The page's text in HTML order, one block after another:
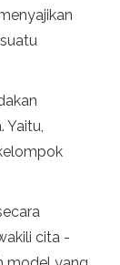
Yaitu,
cita -